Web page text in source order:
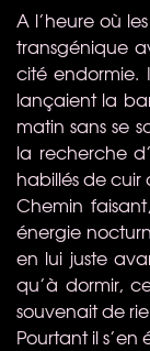
A l’heure où
transgénique
cité endormie.
lançaient la
matin sans se
la recherche
habillés de
Chemin
énergie
en lui juste
qu’à dormir,
souvenait de
Pourtant il s’en